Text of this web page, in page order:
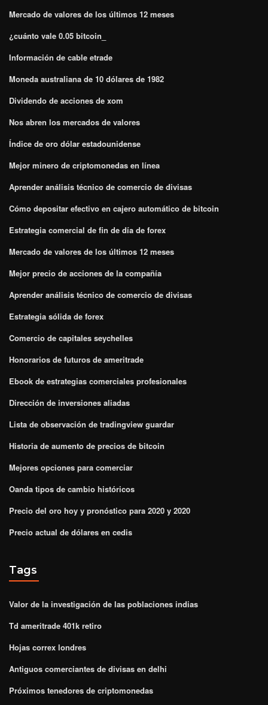
Mercado de valores de los últimos 12 meses
¿cuánto vale 0.05 bitcoin_
Información de cable etrade
Moneda australiana de 10 dólares de 1982
Dividendo de acciones de xom
Nos abren los mercados de valores
Índice de oro dólar estadounidense
Mejor minero de criptomonedas en línea
Aprender análisis técnico de comercio de divisas
Cómo depositar efectivo en cajero automático de bitcoin
Estrategia comercial de fin de día de forex
Mercado de valores de los últimos 12 meses
Mejor precio de acciones de la compañía
Aprender análisis técnico de comercio de divisas
Estrategia sólida de forex
Comercio de capitales seychelles
Honorarios de futuros de ameritrade
Ebook de estrategias comerciales profesionales
Dirección de inversiones aliadas
Lista de observación de tradingview guardar
Historia de aumento de precios de bitcoin
Mejores opciones para comerciar
Oanda tipos de cambio históricos
Precio del oro hoy y pronóstico para 2020 y 2020
Precio actual de dólares en cedis
Tags
Valor de la investigación de las poblaciones indias
Td ameritrade 401k retiro
Hojas correx londres
Antiguos comerciantes de divisas en delhi
Próximos tenedores de criptomonedas